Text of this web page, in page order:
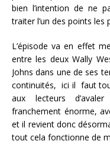
bien l’intention de ne
traiter l’un des points les
L’épisode va en effet
entre les deux Wally
Johns dans une de ses
continuités, ici il faut
aux lecteurs
franchement énorme,
et il revient donc
tout cela fonctionne de